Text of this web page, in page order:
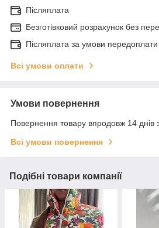
Післяплата
Безготівковий розрахунок без
Післяплата за умови передоплати
Всі умови оплати
Умови повернення
Повернення товару впродовж 14 днів
Всі умови повернення
Подібні товари компанії